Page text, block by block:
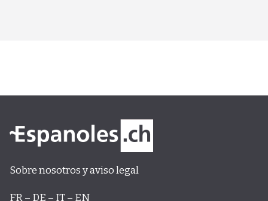
Sobre nosotros y aviso legal
FR – DE – IT – EN